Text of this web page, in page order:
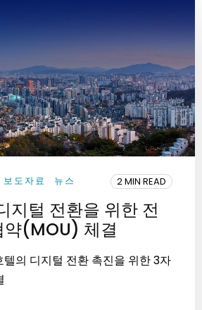
보도자료 뉴스 2 MIN READ
지털 전환을 위한 전
약(MOU) 체결
텔의 디지털 전환 촉진을 위한 3자